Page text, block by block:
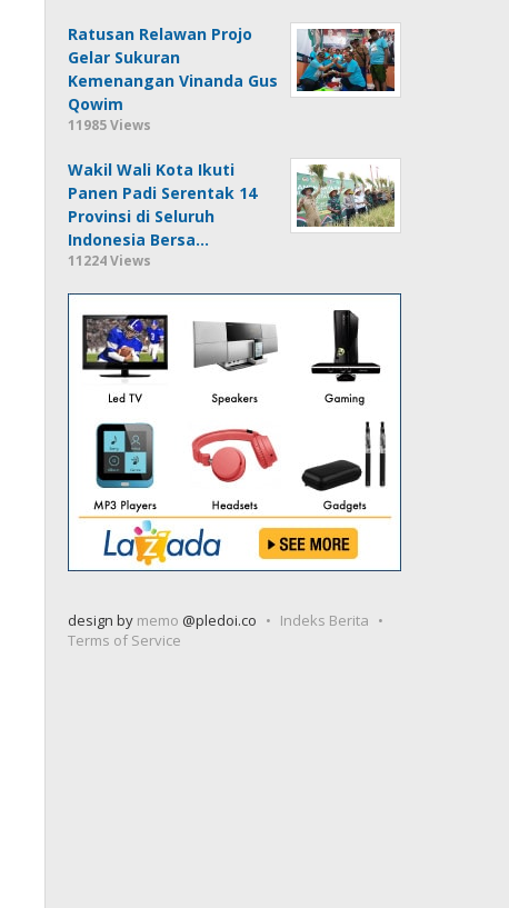
Ratusan Relawan Projo
Gelar Sukuran
Kemenangan Vinanda Gus
Qowim
11985 Views
Wakil Wali Kota Ikuti
Panen Padi Serentak 14
Provinsi di Seluruh
Indonesia Bersa…
11224 Views
design by memo @pledoi.co
Indeks Berita
Terms of Service